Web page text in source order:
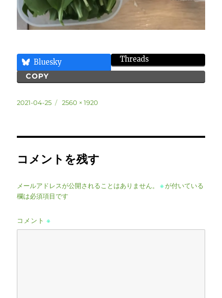
Bluesky
Threads
COPY
投
2021-04-25
フ
2560 × 1920
コメントを残す
メールアドレスが公開されることはありません。 ※が付いている
欄は必須項目です
コメント※